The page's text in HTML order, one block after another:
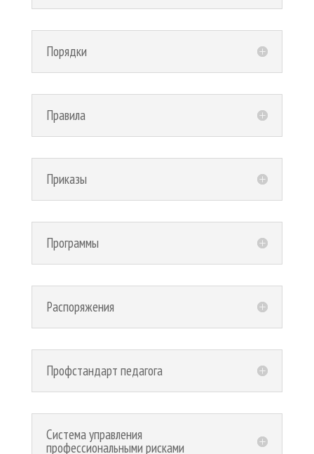
Порядки
Правила
Приказы
Программы
Распоряжения
Профстандарт педагога
Система управления
профессиональными рисками